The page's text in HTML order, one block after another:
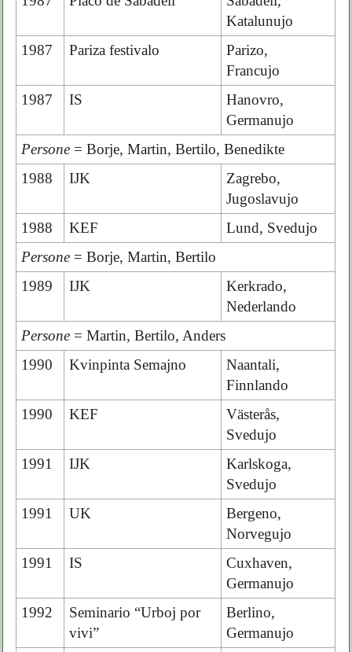
Katalunujo
1987
Pariza festivalo
Parizo,
Francujo
1987
IS
Hanovro,
Germanujo
Persone= Borje, Martin, Bertilo, Benedikte
1988
IJK
Zagrebo,
Jugoslavujo
1988
KEF
Lund, Svedujo
Persone= Borje, Martin, Bertilo
1989
IJK
Kerkrado,
Nederlando
Persone= Martin, Bertilo, Anders
1990
Kvinpinta Semajno
Naantali,
Finnlando
1990
KEF
Västerås,
Svedujo
1991
IJK
Karlskoga,
Svedujo
1991
UK
Bergeno,
Norvegujo
1991
IS
Cuxhaven,
Germanujo
1992
Seminario “Urboj por
vivi”
Berlino,
Germanujo